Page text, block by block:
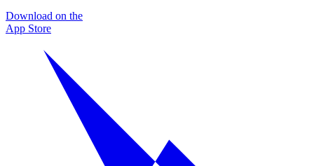
Download on the
App Store